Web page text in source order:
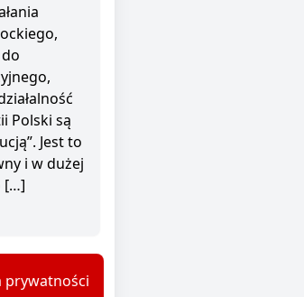
Polski są
Jest to
i w dużej
[…]
prywatności